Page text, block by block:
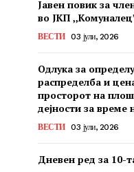
Јавен повик за
во ЈКП
ВЕСТИ 03 јули, 2026
Одлука за
распределба и
просторот на
дејности за време
ВЕСТИ 03 јули, 2026
Дневен ред за 10-